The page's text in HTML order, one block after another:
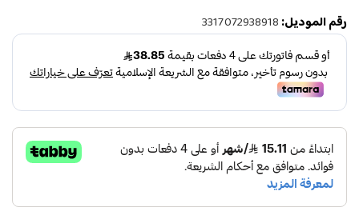
رقم الموديل: 3317072938918